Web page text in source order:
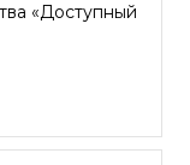
«Доступный